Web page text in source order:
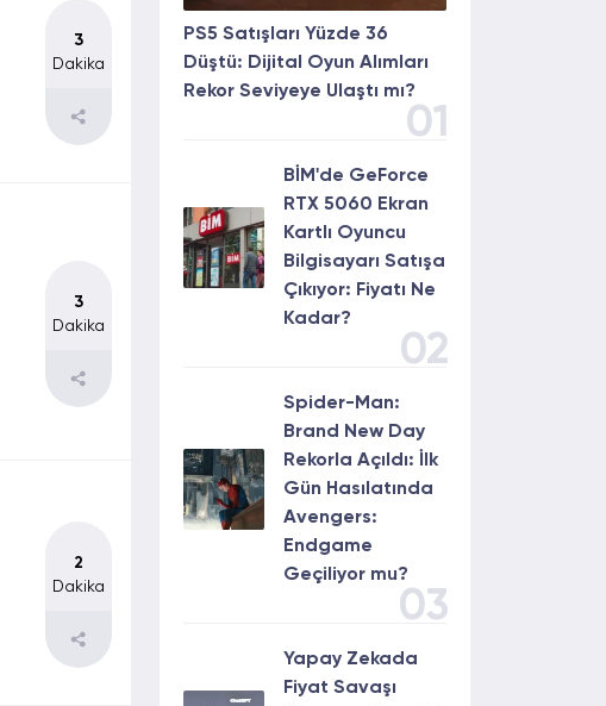
3
Dakika
3
Dakika
2
Dakika
PS5 Satışları Yüzde 36
Düştü: Dijital Oyun Alımları
Rekor Seviyeye Ulaştı mı?
01
BİM'de GeForce
RTX 5060 Ekran
Kartlı Oyuncu
Bilgisayarı Satışa
Çıkıyor: Fiyatı Ne
Kadar?
02
Spider-Man:
Brand New Day
Rekorla Açıldı: İlk
Gün Hasılatında
Avengers:
Endgame
Geçiliyor mu?
03
Yapay Zekada
Fiyat Savaşı